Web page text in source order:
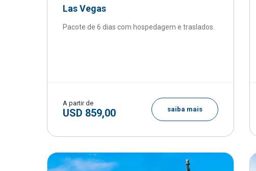
Las Vegas
Pacote de 6 dias com hospedagem e traslados.
A partir de
USD 859,00 saiba mais